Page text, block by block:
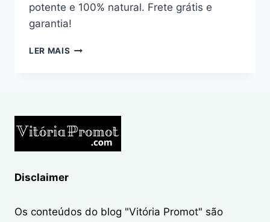
potente e 100% natural. Frete grátis e
garantia!
LER MAIS LIFT
E
DIGA
ADEUS
Disclaimer
Os conteúdos do blog "Vitória Promot" são